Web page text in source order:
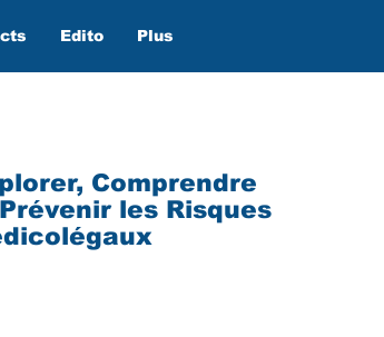
Edito Plus
Comprendre
les Risques